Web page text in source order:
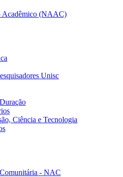
Acadêmico (NAAC)
Unisc
Ciência e Tecnologia
- NAC